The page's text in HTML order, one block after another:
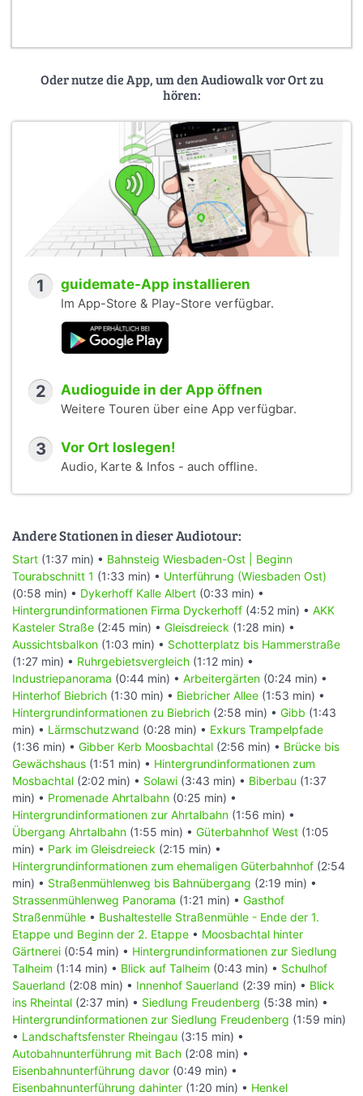
Oder nutze die App, um den Audiowalk vor Ort zu
hören:
1 guidemate-App installieren
Im App-Store & Play-Store verfügbar.
2 Audioguide in der App öffnen
Weitere Touren über eine App verfügbar.
3 Vor Ort loslegen!
Audio, Karte & Infos - auch offline.
Andere Stationen in dieser Audiotour:
Start (1:37 min) • Bahnsteig Wiesbaden-Ost | Beginn
Tourabschnitt 1 (1:33 min) • Unterführung (Wiesbaden Ost)
(0:58 min) • Dykerhoff Kalle Albert (0:33 min) •
Hintergrundinformationen Firma Dyckerhoff (4:52 min) • AKK
Kasteler Straße (2:45 min) • Gleisdreieck (1:28 min) •
Aussichtsbalkon (1:03 min) • Schotterplatz bis Hammerstraße
(1:27 min) • Ruhrgebietsvergleich (1:12 min) •
Industriepanorama (0:44 min) • Arbeitergärten (0:24 min) •
Hinterhof Biebrich (1:30 min) • Biebricher Allee (1:53 min) •
Hintergrundinformationen zu Biebrich (2:58 min) • Gibb (1:43
min) • Lärmschutzwand (0:28 min) • Exkurs Trampelpfade
(1:36 min) • Gibber Kerb Moosbachtal (2:56 min) • Brücke bis
Gewächshaus (1:51 min) • Hintergrundinformationen zum
Mosbachtal (2:02 min) • Solawi (3:43 min) • Biberbau (1:37
min) • Promenade Ahrtalbahn (0:25 min) •
Hintergrundinformationen zur Ahrtalbahn (1:56 min) •
Übergang Ahrtalbahn (1:55 min) • Güterbahnhof West (1:05
min) • Park im Gleisdreieck (2:15 min) •
Hintergrundinformationen zum ehemaligen Güterbahnhof (2:54
min) • Straßenmühlenweg bis Bahnübergang (2:19 min) •
Strassenmühlenweg Panorama (1:21 min) • Gasthof
Straßenmühle • Bushaltestelle Straßenmühle - Ende der 1.
Etappe und Beginn der 2. Etappe • Moosbachtal hinter
Gärtnerei (0:54 min) • Hintergrundinformationen zur Siedlung
Talheim (1:14 min) • Blick auf Talheim (0:43 min) • Schulhof
Sauerland (2:08 min) • Innenhof Sauerland (2:39 min) • Blick
ins Rheintal (2:37 min) • Siedlung Freudenberg (5:38 min) •
Hintergrundinformationen zur Siedlung Freudenberg (1:59 min)
• Landschaftsfenster Rheingau (3:15 min) •
Autobahnunterführung mit Bach (2:08 min) •
Eisenbahnunterführung davor (0:49 min) •
Eisenbahnunterführung dahinter (1:20 min) • Henkel